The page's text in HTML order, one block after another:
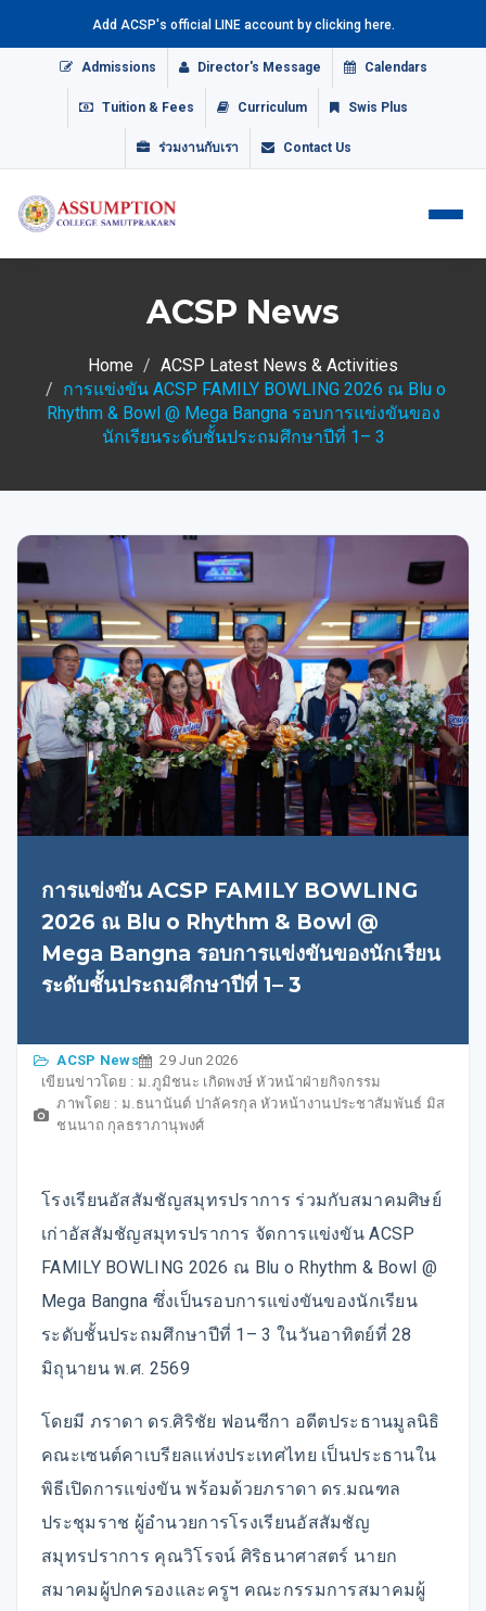
Add ACSP's official LINE account by clicking here.
Admissions Director's Message Calendars
Tuition & Fees Curriculum Swis Plus
ร่วมงานกับเรา Contact Us
ACSP News
Home
ACSP Latest News & Activities
การแข่งขัน ACSP FAMILY BOWLING 2026 ณ Blu o
Rhythm & Bowl @ Mega Bangna รอบการแข่งขันของ
นักเรียนระดับชั้นประถมศึกษาปีที่ 1– 3
การแข่งขัน ACSP FAMILY BOWLING
2026 ณ Blu o Rhythm & Bowl @
Mega Bangna รอบการแข่งขันของนักเรียน
ระดับชั้นประถมศึกษาปีที่ 1– 3
ACSP News
29 Jun 2026
เขียนข่าวโดย : ม.ภูมิชนะ เกิดพงษ์ หัวหน้าฝ่ายกิจกรรม
ภาพโดย : ม.ธนานันต์ ปาลัครกุล หัวหน้างานประชาสัมพันธ์ มิส
ชนนาถ กุลธราภานุพงศ์
โรงเรียนอัสสัมชัญสมุทรปราการ ร่วมกับสมาคมศิษย์
เก่าอัสสัมชัญสมุทรปราการ จัดการแข่งขัน ACSP
FAMILY BOWLING 2026 ณ Blu o Rhythm & Bowl @
Mega Bangna ซึ่งเป็นรอบการแข่งขันของนักเรียน
ระดับชั้นประถมศึกษาปีที่ 1– 3 ในวันอาทิตย์ที่ 28
มิถุนายน พ.ศ. 2569
โดยมี ภราดา ดร.ศิริชัย ฟอนซีกา อดีตประธานมูลนิธิ
คณะเซนต์คาเบรียลแห่งประเทศไทย เป็นประธานใน
พิธีเปิดการแข่งขัน พร้อมด้วยภราดา ดร.มณฑล
ประชุมราช ผู้อำนวยการโรงเรียนอัสสัมชัญ
สมุทรปราการ คุณวิโรจน์ ศิริธนาศาสตร์ นายก
สมาคมผู้ปกครองและครูฯ คณะกรรมการสมาคมผู้